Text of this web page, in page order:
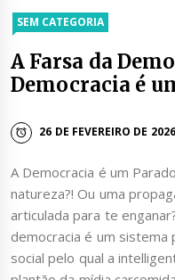
SEM CATEGORIA
A Farsa da
Democracia é
26 DE FEVEREIRO DE 2026
A Democracia é um
natureza?! Ou uma
articulada para te
democracia é um
social pelo qual a